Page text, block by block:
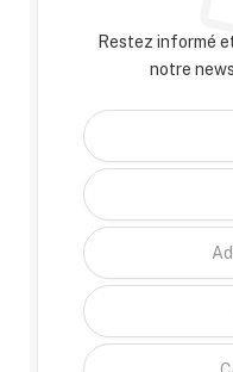
Restez informé
notre